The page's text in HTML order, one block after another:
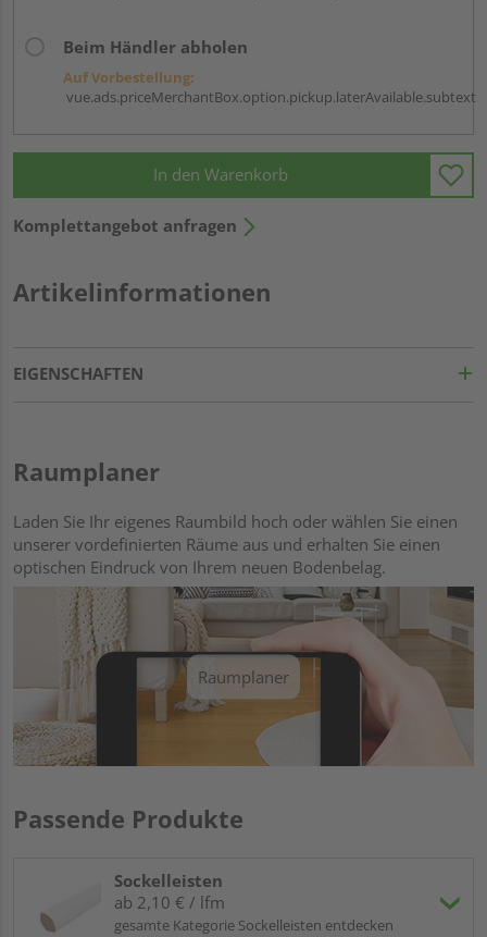
Beim Händler abholen
Auf Vorbestellung:
vue.ads.priceMerchantBox.option.pickup.laterAvailable.subtext
In den Warenkorb
Komplettangebot anfragen
Artikelinformationen
EIGENSCHAFTEN
Raumplaner
Laden Sie Ihr eigenes Raumbild hoch oder wählen Sie einen
unserer vordefinierten Räume aus und erhalten Sie einen
optischen Eindruck von Ihrem neuen Bodenbelag.
Raumplaner
Passende Produkte
Sockelleisten
ab 2,10 € / lfm
gesamte Kategorie Sockelleisten entdecken